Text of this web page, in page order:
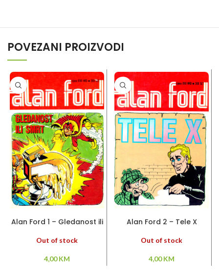
POVEZANI PROIZVODI
Alan Ford 1 – Gledanost ili
Out of stock
4,00KM
Alan Ford 2 – Tele X
Out of stock
4,00KM